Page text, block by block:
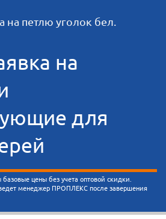
на петлю уголок бел.
на
для
цены без учета оптовой скидки.
менеджер ПРОПЛЕКС после завершения